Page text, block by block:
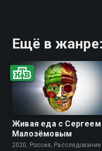
Ещё в
Живая еда с Сергеем
Малозёмовым
2020, Россия, Расследование